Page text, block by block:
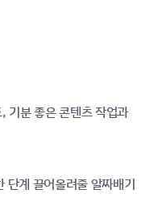
기분 좋은 콘텐츠 작업과
단계 끌어올려줄 알짜배기